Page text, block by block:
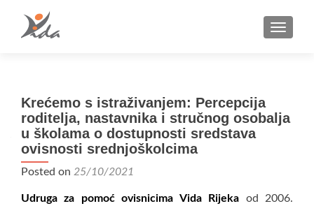
Krećemo s istraživanjem: Percepcija
roditelja, nastavnika i stručnog osobalja
u školama o dostupnosti sredstava
ovisnosti srednjoškolcima
Posted on 25/10/2021
Udruga za pomoć ovisnicima Vida Rijeka od 2006.